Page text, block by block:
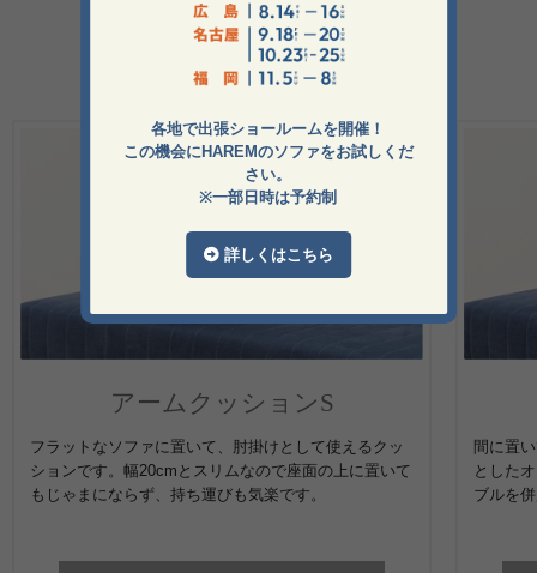
各地で出張ショールームを開催！
この機会にHAREMのソファをお試しくだ
さい。
※一部日時は予約制
詳しくはこちら
オプショングッズ
アームクッションS
フラットなソファに置いて、肘掛けとして使えるクッ
ションです。幅20cmとスリムなので座面の上に置いて
もじゃまにならず、持ち運びも気楽です。
間に置
とした
ブルを